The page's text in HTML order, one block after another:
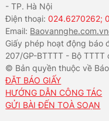
- TP. Hà Nội
Điện thoại:024.6270262;
Email:
Giấy phép hoạt động báo
207/GP-BTTTT - Bộ
© Bản quyền thuộc về
ĐẶT BÁO GIẤY
HƯỚNG DẪN CÔNG TÁC
GỬI BÀI ĐẾN TOÀ SOẠN